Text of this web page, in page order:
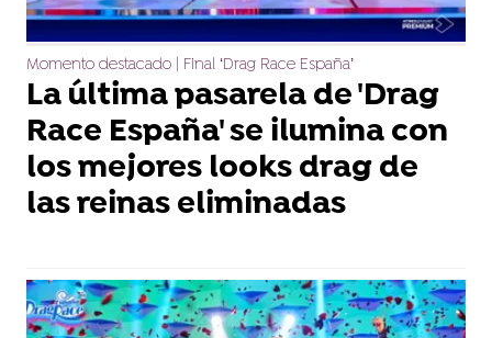
Momento destacado | Final ‘Drag Race España’
La última pasarela de 'Drag
Race España' se ilumina con
los mejores looks drag de
las reinas eliminadas